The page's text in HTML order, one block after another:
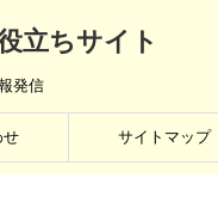
立ちサイト
発信
せ サイトマップ